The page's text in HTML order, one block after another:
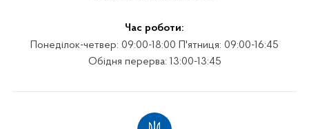
Час роботи:
Понеділок-четвер: 09:00-18:00 П'ятниця: 09:00-16:45
Обідня перерва: 13:00-13:45